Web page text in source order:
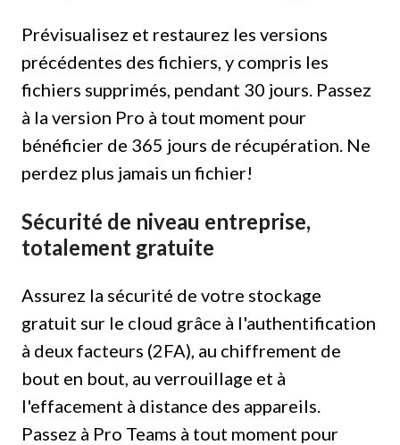
Prévisualisez et restaurez les versions
précédentes des fichiers, y compris les
fichiers supprimés, pendant 30 jours. Passez
à la version Pro à tout moment pour
bénéficier de 365 jours de récupération. Ne
perdez plus jamais un fichier!
Sécurité de niveau entreprise,
totalement gratuite
Assurez la sécurité de votre stockage
gratuit sur le cloud grâce à l'authentification
à deux facteurs (2FA), au chiffrement de
bout en bout, au verrouillage et à
l'effacement à distance des appareils.
Passez à Pro Teams à tout moment pour